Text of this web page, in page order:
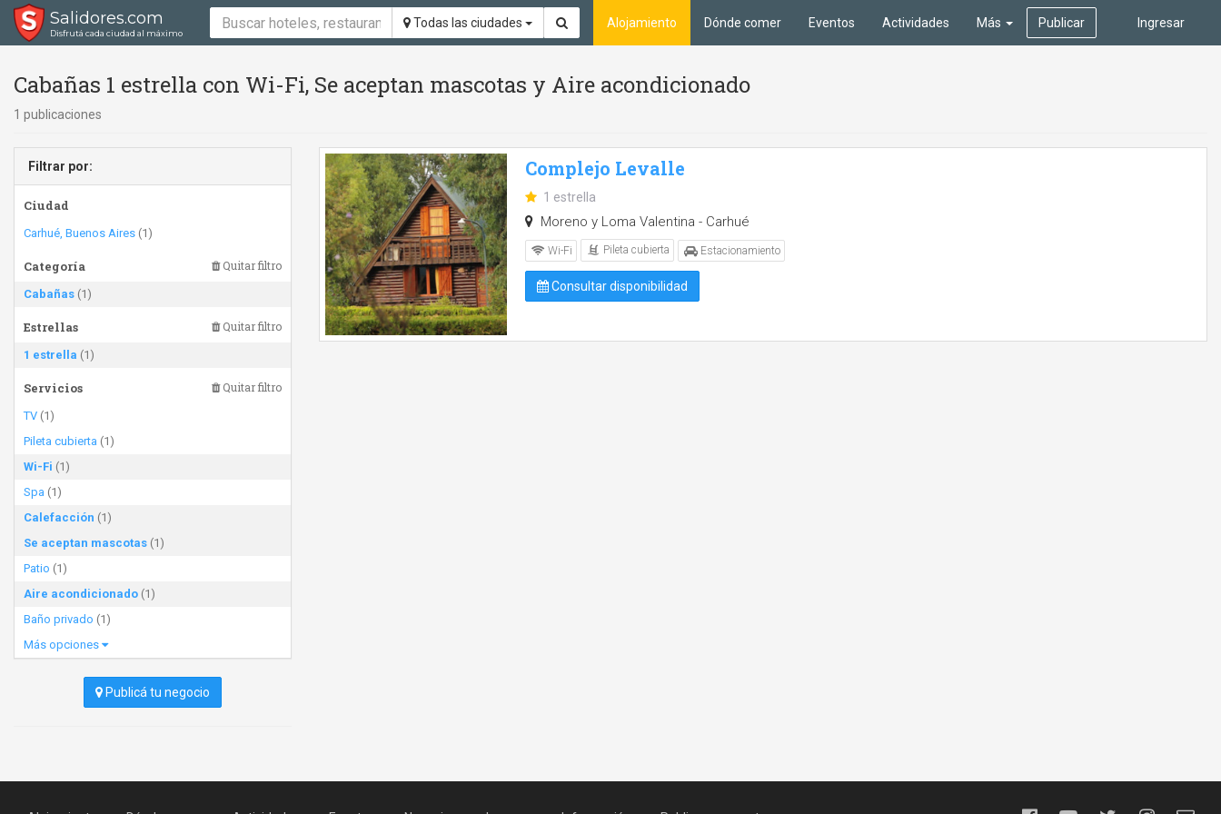
Salidores.com
Disfrutá cada ciudad al máximo
Todas las ciudades Ingresar
Alojamiento Dónde comer Eventos Actividades Más Publicar
Cabañas 1 estrella con Wi-Fi, Se aceptan mascotas y Aire acondicionado
1 publicaciones
Filtrar por:
Ciudad
Carhué, Buenos Aires (1)
Categoría Quitar filtro
Cabañas (1)
Estrellas Quitar filtro
1 estrella (1)
Servicios Quitar filtro
TV (1)
Pileta cubierta (1)
Wi-Fi (1)
Spa (1)
Calefacción (1)
Se aceptan mascotas (1)
Patio (1)
Aire acondicionado (1)
Baño privado (1)
Más opciones
Publicá tu negocio
Complejo Levalle
1 estrella
Moreno y Loma Valentina - Carhué
Wi-Fi Pileta cubierta Estacionamiento
Consultar disponibilidad